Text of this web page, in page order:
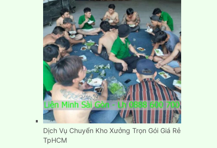
trọ
nhanh
gọn,
đơn
giản,
giá
Dịch Vụ Chuyển Kho Xưởng Trọn Gói Giá Rẻ
TpHCM